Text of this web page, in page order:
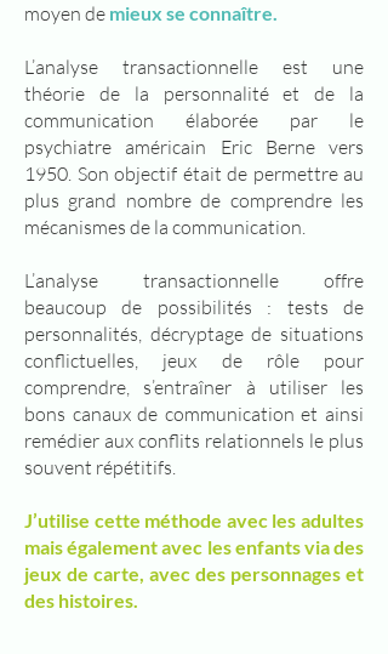
moyen de mieux se connaître.
L’analyse transactionnelle est une
théorie de la personnalité et de la
communication élaborée par le
psychiatre américain Eric Berne vers
1950. Son objectif était de permettre au
plus grand nombre de comprendre les
mécanismes de la communication.
L’analyse transactionnelle offre
beaucoup de possibilités : tests de
personnalités, décryptage de situations
conflictuelles, jeux de rôle pour
comprendre, s’entraîner à utiliser les
bons canaux de communication et ainsi
remédier aux conflits relationnels le plus
souvent répétitifs.
J’utilise cette méthode avec les adultes
mais également avec les enfants via des
jeux de carte, avec des personnages et
des histoires.